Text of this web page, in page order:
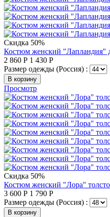
Скидка 50%
Костюм женский "Лапландия"
2 860 Р 1 430 Р
Размер одежды (Россия) :
В корзину
Просмотр
Скидка 50%
Костюм женский "Лора"
3 600 Р 1 790 Р
Размер одежды (Россия) :
В корзину